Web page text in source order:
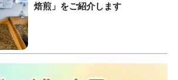
焙煎」をご紹介します